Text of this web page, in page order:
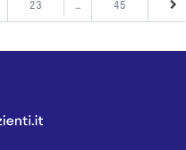
23 ... 45